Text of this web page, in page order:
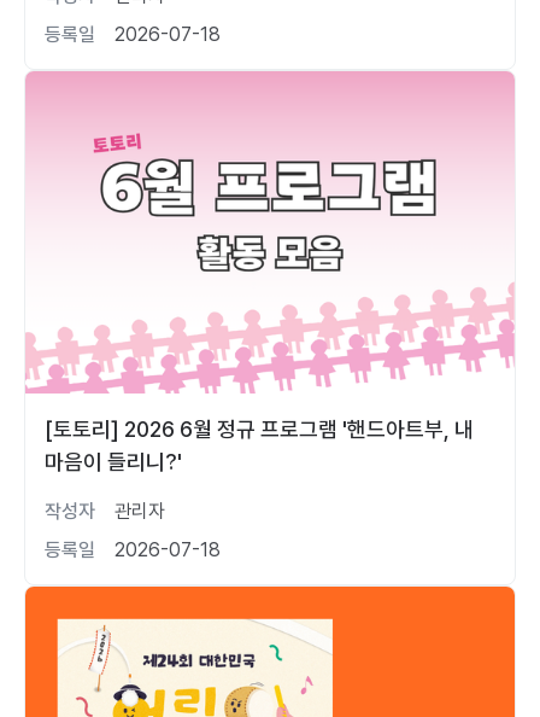
등록일
2026-07-18
[토토리] 2026 6월 정규 프로그램 '핸드아트부, 내
마음이 들리니?'
작성자
관리자
등록일
2026-07-18